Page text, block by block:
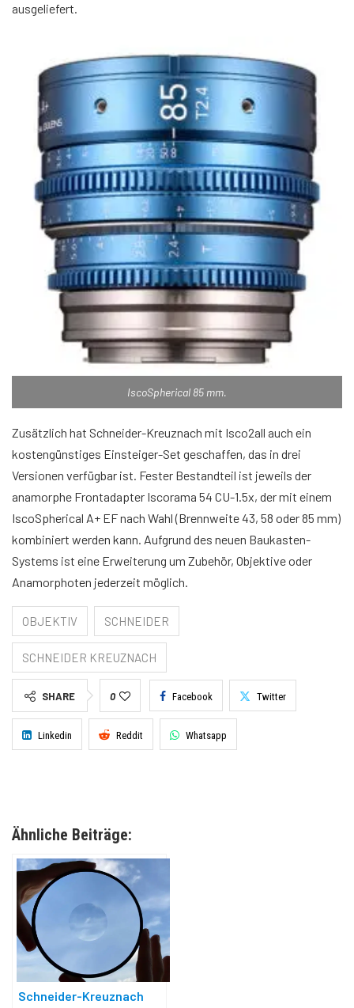
ausgeliefert.
IscoSpherical 85 mm.
Zusätzlich hat Schneider-Kreuznach mit Isco2all auch ein
kostengünstiges Einsteiger-Set geschaffen, das in drei
Versionen verfügbar ist. Fester Bestandteil ist jeweils der
anamorphe Frontadapter Iscorama 54 CU-1.5x, der mit einem
IscoSpherical A+ EF nach Wahl (Brennweite 43, 58 oder 85 mm)
kombiniert werden kann. Aufgrund des neuen Baukasten-
Systems ist eine Erweiterung um Zubehör, Objektive oder
Anamorphoten jederzeit möglich.
OBJEKTIV SCHNEIDER
SCHNEIDER KREUZNACH
SHARE 0 Facebook Twitter
Linkedin Reddit Whatsapp
Ähnliche Beiträge:
Schneider-Kreuznach